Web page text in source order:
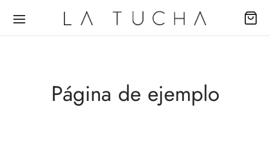
Página de ejemplo